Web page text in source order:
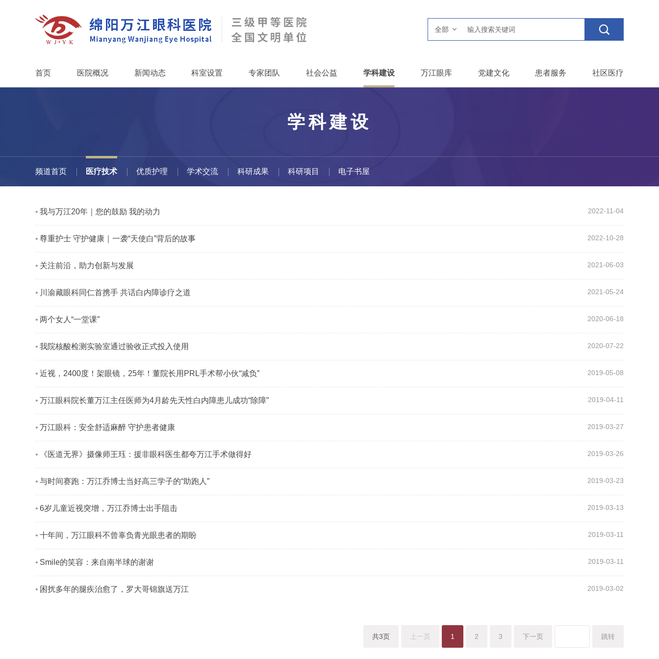
全部 
首页 医院概况 新闻动态 科室设置 专家团队 社会公益 学科建设 万江眼库 党建文化 患者服务 社区医疗
学科建设
频道首页 医疗技术 优质护理 学术交流 科研成果 科研项目 电子书屋
我与万江20年｜您的鼓励 我的动力 2022-11-04
尊重护士 守护健康｜一袭“天使白”背后的故事 2022-10-28
关注前沿，助力创新与发展 2021-06-03
川渝藏眼科同仁首携手 共话白内障诊疗之道 2021-05-24
两个女人“一堂课” 2020-06-18
我院核酸检测实验室通过验收正式投入使用 2020-07-22
近视，2400度！架眼镜，25年！董院长用PRL手术帮小伙“减负” 2019-05-08
万江眼科院长董万江主任医师为4月龄先天性白内障患儿成功“除障” 2019-04-11
万江眼科：安全舒适麻醉 守护患者健康 2019-03-27
《医道无界》摄像师王珏：援非眼科医生都夸万江手术做得好 2019-03-26
与时间赛跑：万江乔博士当好高三学子的“助跑人” 2019-03-23
6岁儿童近视突增，万江乔博士出手阻击 2019-03-13
十年间，万江眼科不曾辜负青光眼患者的期盼 2019-03-11
Smile的笑容：来自南半球的谢谢 2019-03-11
困扰多年的腿疾治愈了，罗大哥锦旗送万江 2019-03-02
共3页 上一页 1 2 3 下一页 跳转